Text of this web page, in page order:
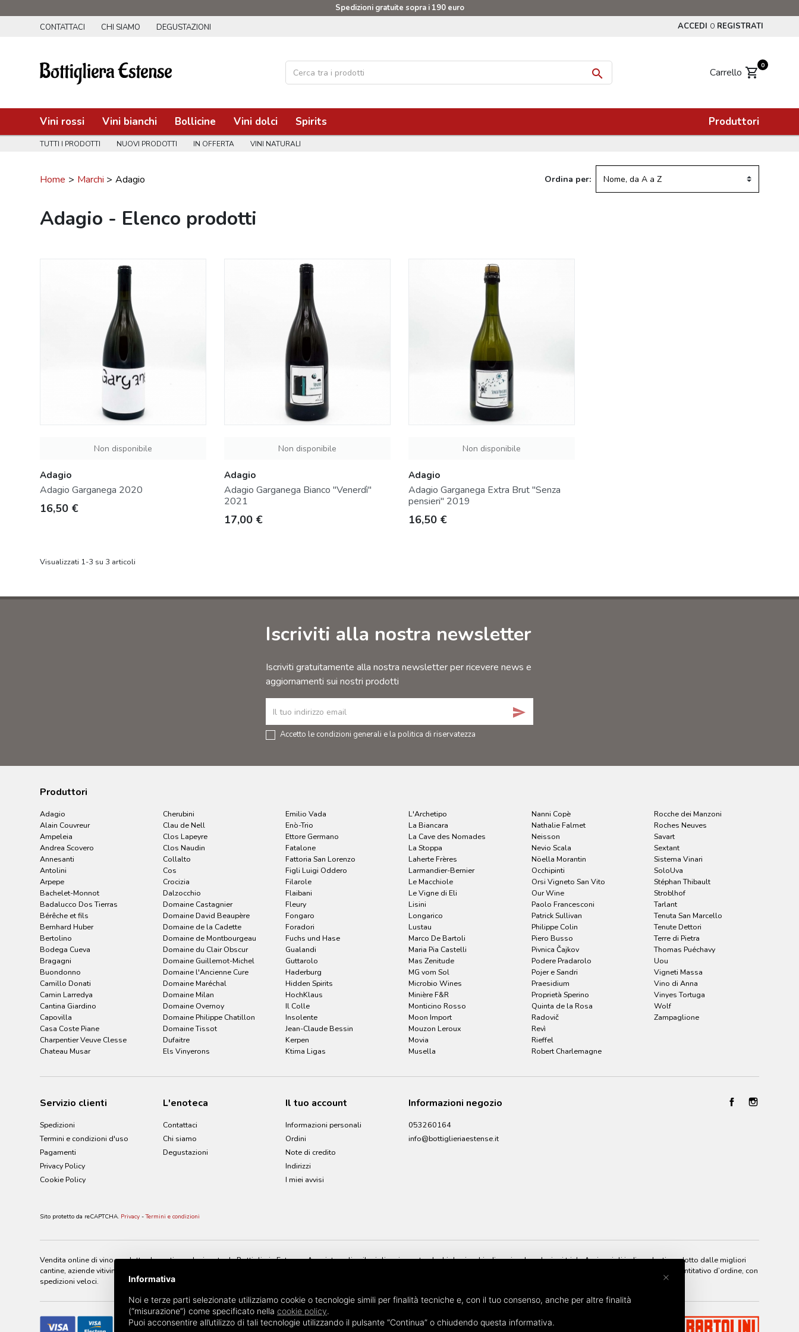
Spedizioni gratuite sopra i 190 euro
CONTATTACI
CHI SIAMO DEGUSTAZIONI ACCEDI O REGISTRATI
 Carrello shopping_cart 0
Vini rossi Vini bianchi Bollicine Vini dolci Spirits Produttori
TUTTI I PRODOTTI NUOVI PRODOTTI IN OFFERTA VINI NATURALI
Home Marchi Adagio
Adagio - Elenco prodotti
Ordina per:
Non disponibile
Adagio
Adagio Garganega 2020
Prezzo
16,50 €
Non disponibile
Adagio
Adagio Garganega Bianco "Venerdì"
2021
Prezzo
17,00 €
Non disponibile
Adagio
Adagio Garganega Extra Brut "Senza
pensieri" 2019
Prezzo
16,50 €
Visualizzati 1-3 su 3 articoli
Iscriviti alla nostra newsletter
Iscriviti gratuitamente alla nostra newsletter per ricevere news e
aggiornamenti sui nostri prodotti
send
Accetto le condizioni generali e la politica di riservatezza
Produttori
Adagio
Alain Couvreur
Ampeleia
Andrea Scovero
Annesanti
Antolini
Arpepe
Bachelet-Monnot
Badalucco Dos Tierras
Bérêche et fils
Bernhard Huber
Bertolino
Bodega Cueva
Bragagni
Buondonno
Camillo Donati
Camin Larredya
Cantina Giardino
Capovilla
Casa Coste Piane
Charpentier Veuve Clesse
Chateau Musar
Cherubini
Clau de Nell
Clos Lapeyre
Clos Naudin
Collalto
Cos
Crocizia
Dalzocchio
Domaine Castagnier
Domaine David Beaupère
Domaine de la Cadette
Domaine de Montbourgeau
Domaine du Clair Obscur
Domaine Guillemot-Michel
Domaine l'Ancienne Cure
Domaine Maréchal
Domaine Milan
Domaine Overnoy
Domaine Philippe Chatillon
Domaine Tissot
Dufaitre
Els Vinyerons
Emilio Vada
Enò-Trio
Ettore Germano
Fatalone
Fattoria San Lorenzo
Figli Luigi Oddero
Filarole
Flaibani
Fleury
Fongaro
Foradori
Fuchs und Hase
Gualandi
Guttarolo
Haderburg
Hidden Spirits
HochKlaus
Il Colle
Insolente
Jean-Claude Bessin
Kerpen
Ktima Ligas
L'Archetipo
La Biancara
La Cave des Nomades
La Stoppa
Laherte Frères
Larmandier-Bernier
Le Macchiole
Le Vigne di Eli
Lisini
Longarico
Lustau
Marco De Bartoli
Maria Pia Castelli
Mas Zenitude
MG vom Sol
Microbio Wines
Minière F&R
Monticino Rosso
Moon Import
Mouzon Leroux
Movia
Musella
Nanni Copè
Nathalie Falmet
Neisson
Nevio Scala
Nöella Morantin
Occhipinti
Orsi Vigneto San Vito
Our Wine
Paolo Francesconi
Patrick Sullivan
Philippe Colin
Piero Busso
Pivnica Čajkov
Podere Pradarolo
Pojer e Sandri
Praesidium
Proprietà Sperino
Quinta de la Rosa
Radovič
Revì
Rieffel
Robert Charlemagne
Rocche dei Manzoni
Roches Neuves
Savart
Sextant
Sistema Vinari
SoloUva
Stéphan Thibault
Stroblhof
Tarlant
Tenuta San Marcello
Tenute Dettori
Terre di Pietra
Thomas Puéchavy
Uou
Vigneti Massa
Vino di Anna
Vinyes Tortuga
Wolf
Zampaglione
Servizio clienti
Spedizioni
Termini e condizioni d'uso
Pagamenti
Privacy Policy
Cookie Policy
L'enoteca
Contattaci
Chi siamo
Degustazioni
Il tuo account
Informazioni personali
Ordini
Note di credito
Indirizzi
I miei avvisi
Informazioni negozio
053260164
info@bottiglieriaestense.it
Sito protetto da reCAPTCHA. Privacy -Termini e condizioni
Vendita online di vino prodotto da cantine selezionate da Bottiglieria Estense. Acquista online il miglior vino naturale, biologico, biodinamico, le selezioni triple A, vignaioli indipendenti prodotto dalle migliori
cantine, aziende vitivinicole di tutto il mondo. Bottiglieria Estense è lo shop online dove potrai trovare e acquistare i migliori vini naturali in modo semplice e sicuro, senza nessun minimo quantitativo d’ordine, con
spedizioni veloci.
Informativa
Noi e terze parti selezionate utilizziamo cookie o tecnologie simili per finalità tecniche e, con il tuo consenso, anche per altre finalità
(“misurazione”) come specificato nella cookie policy.
Puoi acconsentire all’utilizzo di tali tecnologie utilizzando il pulsante “Continua” o chiudendo questa informativa.
×